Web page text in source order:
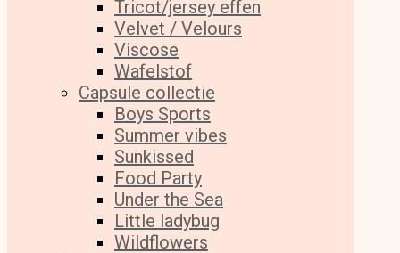
Tricot/jersey effen
Velvet / Velours
Viscose
Wafelstof
Capsule collectie
Boys Sports
Summer vibes
Sunkissed
Food Party
Under the Sea
Little ladybug
Wildflowers